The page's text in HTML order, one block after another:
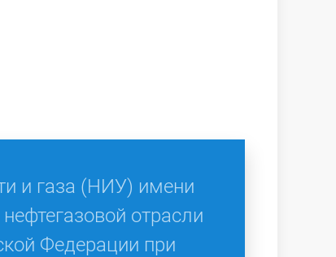
и газа (НИУ) имени
отрасли
Федерации при